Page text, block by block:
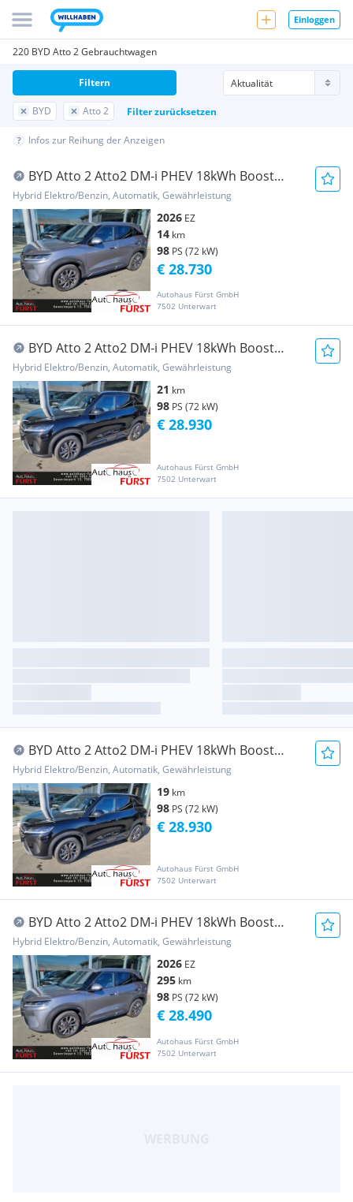
Einloggen
220 BYD Atto 2 Gebrauchtwagen
BYD Atto 2 Filter zurücksetzen
Filtern
Infos zur Reihung der Anzeigen
BYD Atto 2 Atto2 DM-i PHEV 18kWh Boost
Österreich Paket
Hybrid Elektro/Benzin, Automatik, Gewährleistung
2026 EZ
14 km
98 PS (72 kW)
Autohaus Fürst GmbH
7502 Unterwart
€ 28.730
BYD Atto 2 Atto2 DM-i PHEV 18kWh Boost
Österreich Paket
Hybrid Elektro/Benzin, Automatik, Gewährleistung
21 km
98 PS (72 kW)
Autohaus Fürst GmbH
7502 Unterwart
€ 28.930
BYD Atto 2 Atto2 DM-i PHEV 18kWh Boost
Österreich Paket
Hybrid Elektro/Benzin, Automatik, Gewährleistung
19 km
98 PS (72 kW)
Autohaus Fürst GmbH
7502 Unterwart
€ 28.930
BYD Atto 2 Atto2 DM-i PHEV 18kWh Boost
Österreich Paket
Hybrid Elektro/Benzin, Automatik, Gewährleistung
2026 EZ
295 km
98 PS (72 kW)
Autohaus Fürst GmbH
7502 Unterwart
€ 28.490